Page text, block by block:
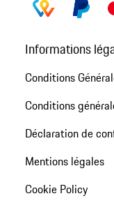
Informations
Conditions
Conditions
Déclaration de
Mentions légales
Cookie Policy